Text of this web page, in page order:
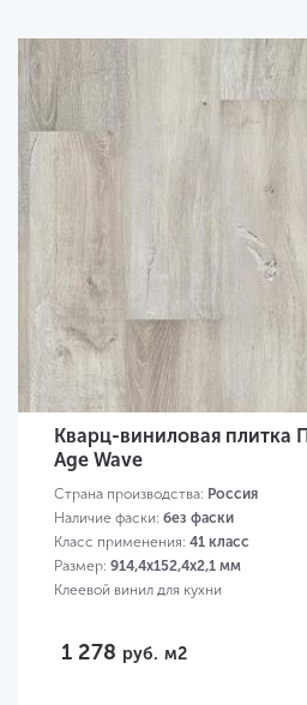
Кварц-виниловая плитка
Age Wave
Страна производства: Россия
Наличие фаски: без фаски
Класс применения: 41 класс
Размер: 914,4х152,4х2,1 мм
Клеевой винил для кухни
1 278 руб. м2